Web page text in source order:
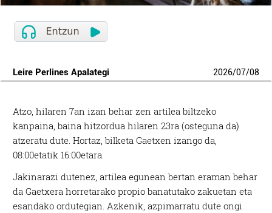
Leire Perlines Apalategi 2026/07/08
Atzo, hilaren 7an izan behar zen artilea biltzeko
kanpaina, baina hitzordua hilaren 23ra (osteguna da)
atzeratu dute. Hortaz, bilketa Gaetxen izango da,
08:00etatik 16:00etara.
Jakinarazi dutenez, artilea egunean bertan eraman behar
da Gaetxera horretarako propio banatutako zakuetan eta
esandako ordutegian. Azkenik, azpimarratu dute ongi